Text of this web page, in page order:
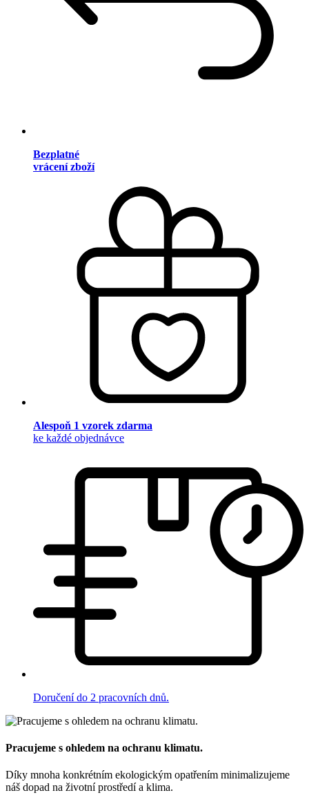
Bezplatné
vrácení zboží
Alespoň 1 vzorek zdarma
ke každé objednávce
Doručení do 2 pracovních dnů.
Pracujeme s ohledem na ochranu klimatu.
Díky mnoha konkrétním ekologickým opatřením minimalizujeme
náš dopad na životní prostředí a klima.